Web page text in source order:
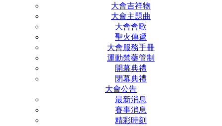
大會吉祥物
大會主題曲
大會會歌
聖火傳遞
大會服務手冊
運動禁藥管制
開幕典禮
閉幕典禮
大會公告
最新消息
賽事消息
精彩時刻